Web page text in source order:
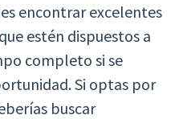
encontrar excelentes
estén dispuestos a
completo si se
Si optas por
buscar